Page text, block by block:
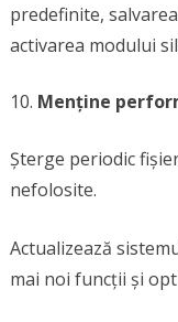
predefinite,
activarea modului
Menține
Șterge periodic
nefolosite.
Actualizează
mai noi funcții și